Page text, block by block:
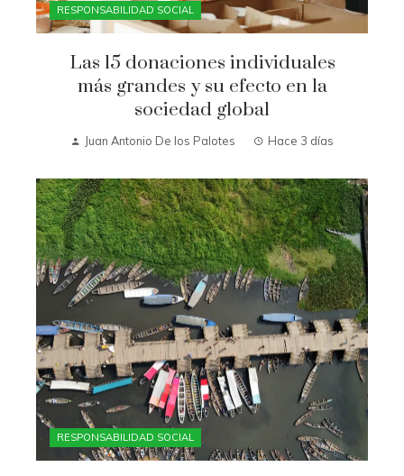
RESPONSABILIDAD SOCIAL
Las 15 donaciones individuales
más grandes y su efecto en la
sociedad global
Juan Antonio De los Palotes Hace 3 días
RESPONSABILIDAD SOCIAL